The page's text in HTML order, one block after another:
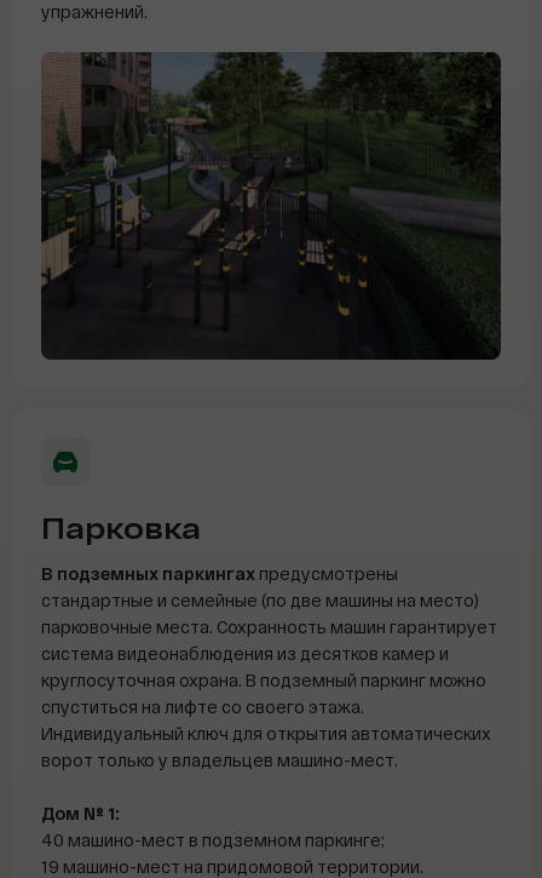
упражнений.
Парковка
В подземных паркингах предусмотрены
стандартные и семейные (по две машины на место)
парковочные места. Сохранность машин гарантирует
система видеонаблюдения из десятков камер и
круглосуточная охрана. В подземный паркинг можно
спуститься на лифте со своего этажа.
Индивидуальный ключ для открытия автоматических
ворот только у владельцев машино-мест.
Дом № 1:
40 машино-мест в подземном паркинге;
19 машино-мест на придомовой территории.